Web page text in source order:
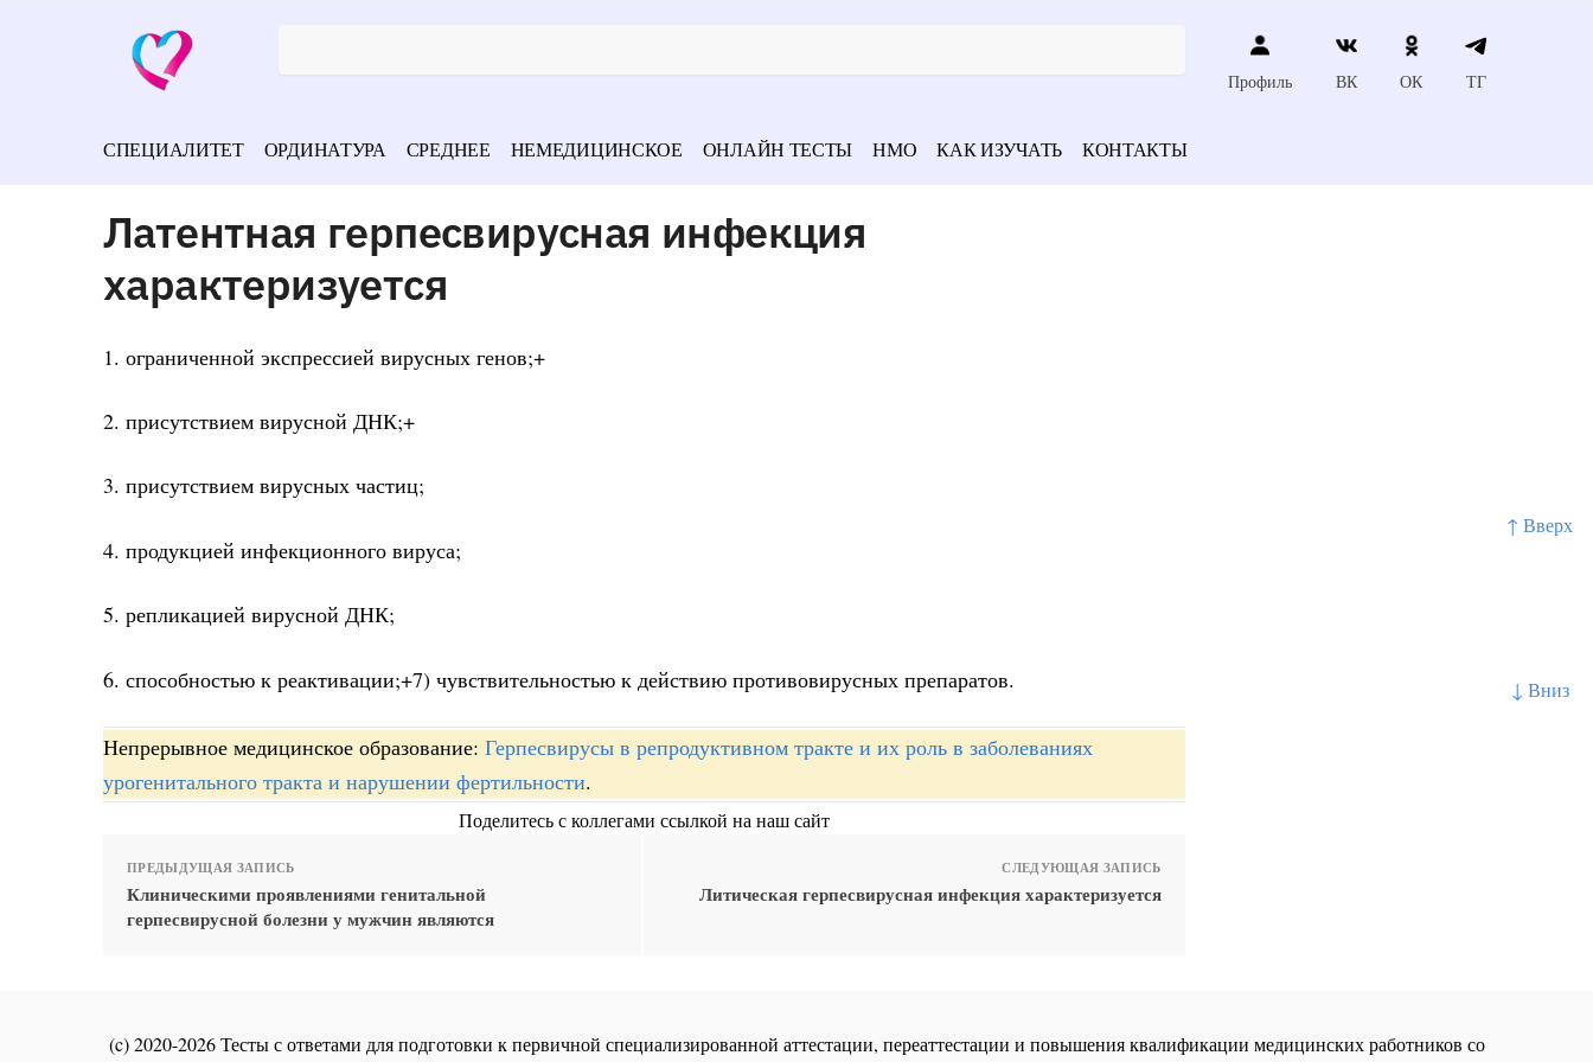
↑ Вверх
↓ Вниз
Профиль ВК ОК ТГ
СПЕЦИАЛИТЕТ ОРДИНАТУРА СРЕДНЕЕ НЕМЕДИЦИНСКОЕ ОНЛАЙН ТЕСТЫ НМО КАК ИЗУЧАТЬ КОНТАКТЫ
Латентная герпесвирусная инфекция
характеризуется
1. ограниченной экспрессией вирусных генов;+
2. присутствием вирусной ДНК;+
3. присутствием вирусных частиц;
4. продукцией инфекционного вируса;
5. репликацией вирусной ДНК;
6. способностью к реактивации;+7) чувствительностью к действию противовирусных препаратов.
Непрерывное медицинское образование: Герпесвирусы в репродуктивном тракте и их роль в заболеваниях
урогенитального тракта и нарушении фертильности.
Поделитесь с коллегами ссылкой на наш сайт
ПРЕДЫДУЩАЯ ЗАПИСЬ
Клиническими проявлениями генитальной
герпесвирусной болезни у мужчин являются
СЛЕДУЮЩАЯ ЗАПИСЬ
Литическая герпесвирусная инфекция характеризуется
(c) 2020-2026 Тесты с ответами для подготовки к первичной специализированной аттестации, переаттестации и повышения квалификации медицинских работников со